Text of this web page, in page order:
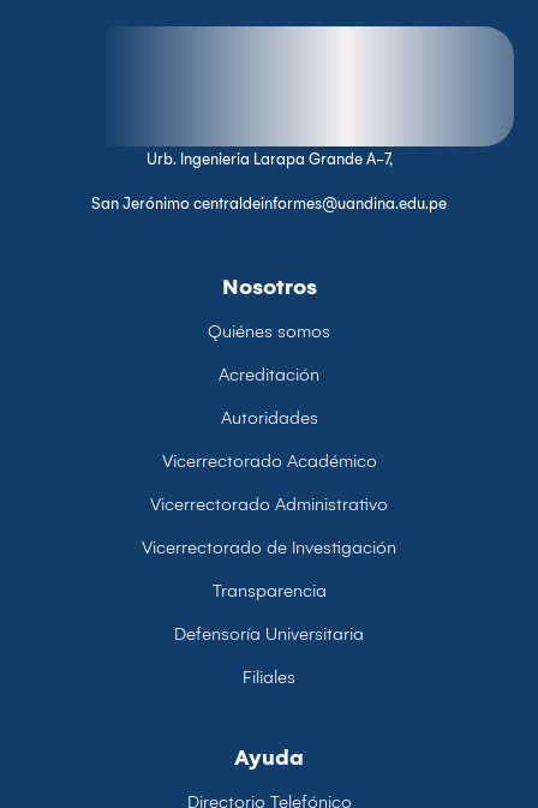
Urb. Ingenieria Larapa Grande A-7,
San Jerónimo centraldeinformes@uandina.edu.pe
Nosotros
Quiénes somos
Acreditación
Autoridades
Vicerrectorado Académico
Vicerrectorado Administrativo
Vicerrectorado de Investigación
Transparencia
Defensoría Universitaria
Filiales
Ayuda
Directorio Telefónico